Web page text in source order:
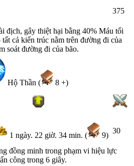
375
địch, gây thiệt hại bằng 40% Máu tối
cả kiến trúc nằm trên đường đi của
soát đường đi của bão.
Hộ Thần ( 8 +)
1 ngày. 22 giờ. 34 min. ( 9)
30
đồng minh trong phạm vi hiệu lực
công trong 6 giây.